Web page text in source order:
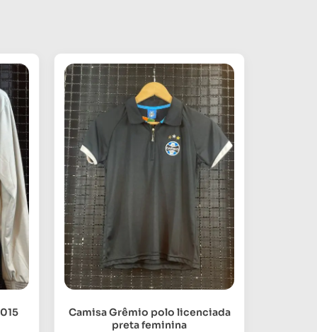
Camisa Grêmio polo licenciada
preta feminina